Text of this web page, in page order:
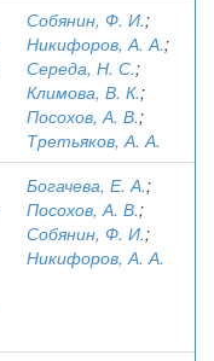
Собянин, Ф. И.;
Никифоров, А. А.;
Середа, Н. С.;
Климова, В. К.;
Посохов, А. В.;
Третьяков, А. А.
Богачева, Е. А.;
Посохов, А. В.;
Собянин, Ф. И.;
Никифоров, А. А.